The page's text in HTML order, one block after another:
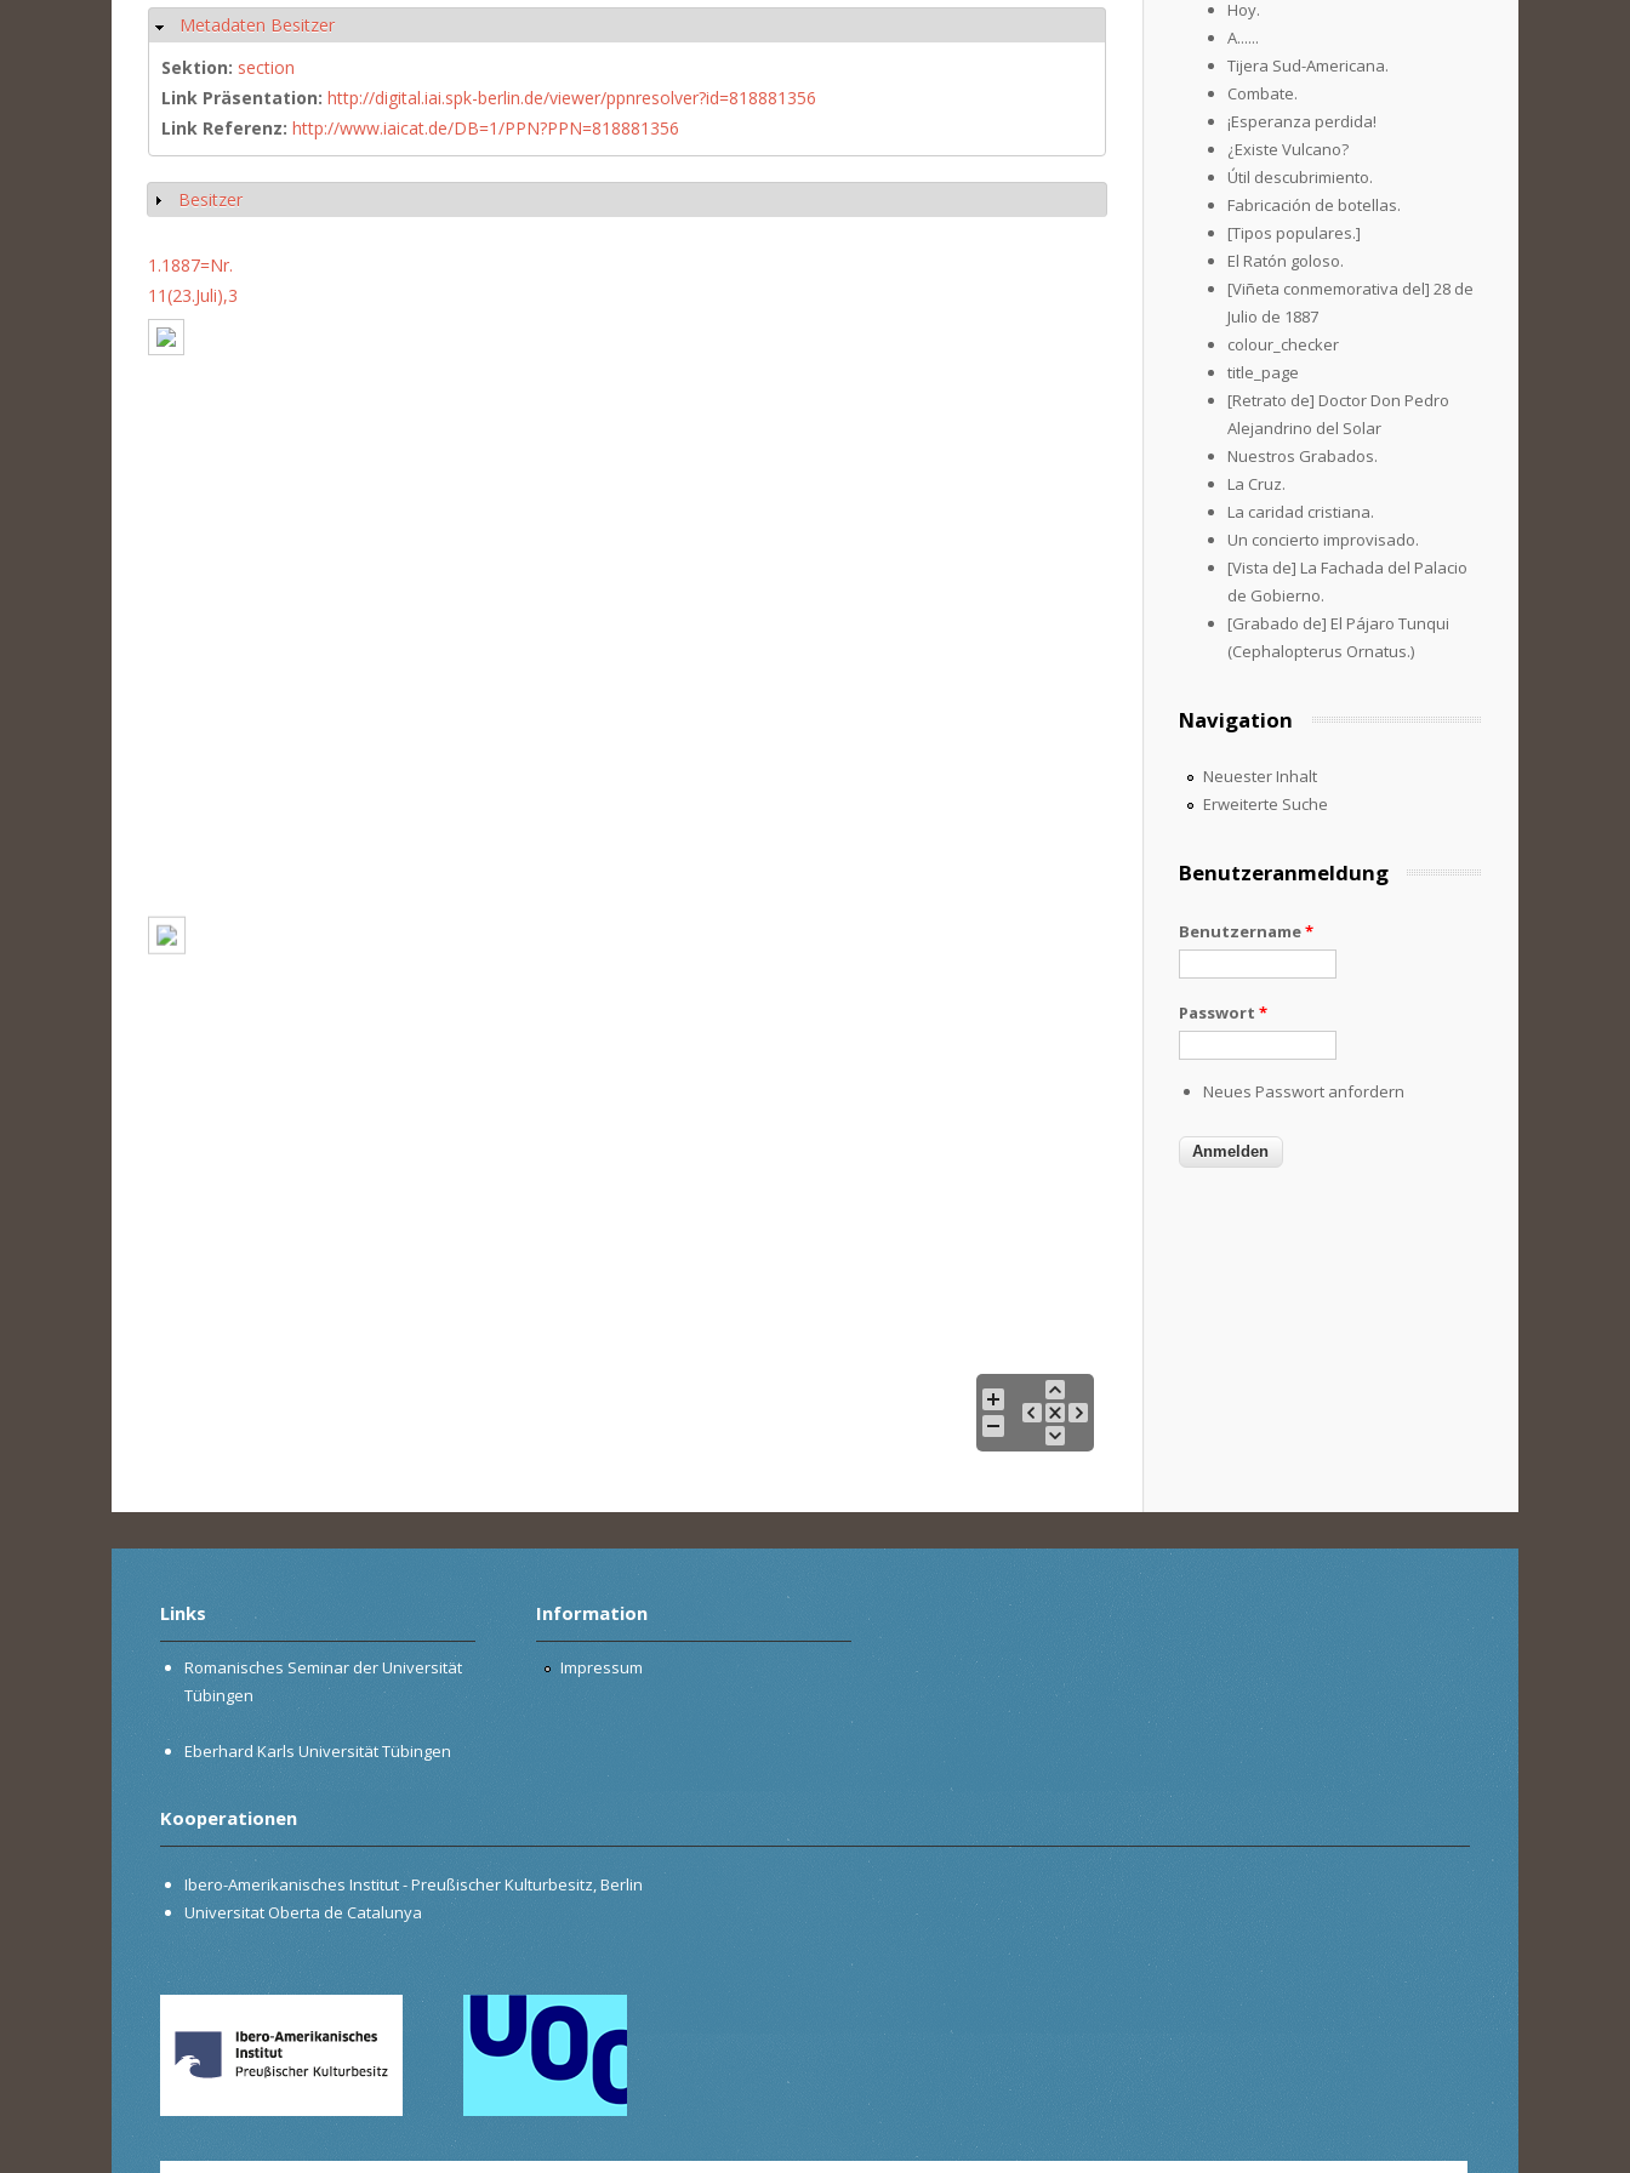
Ausblenden
Metadaten Besitzer
Sektion: section
Link Präsentation: http://digital.iai.spk-berlin.de/viewer/ppnresolver?id=818881356
Link Referenz: http://www.iaicat.de/DB=1/PPN?PPN=818881356
Anzeigen
Besitzer
1.1887=Nr.
11(23.Juli),3
Hoy.
A......
Tijera Sud-Americana.
Combate.
¡Esperanza perdida!
¿Existe Vulcano?
Útil descubrimiento.
Fabricación de botellas.
[Tipos populares.]
El Ratón goloso.
[Viñeta conmemorativa del] 28 de
Julio de 1887
colour_checker
title_page
[Retrato de] Doctor Don Pedro
Alejandrino del Solar
Nuestros Grabados.
La Cruz.
La caridad cristiana.
Un concierto improvisado.
[Vista de] La Fachada del Palacio
de Gobierno.
[Grabado de] El Pájaro Tunqui
(Cephalopterus Ornatus.)
Navigation
Neuester Inhalt
Erweiterte Suche
Benutzeranmeldung
Benutzername*
Passwort *
Neues Passwort anfordern
Links
Romanisches Seminar der Universität
Tübingen
Eberhard Karls Universität Tübingen
Information
Impressum
Kooperationen
Ibero-Amerikanisches Institut - Preußischer Kulturbesitz, Berlin
Universitat Oberta de Catalunya